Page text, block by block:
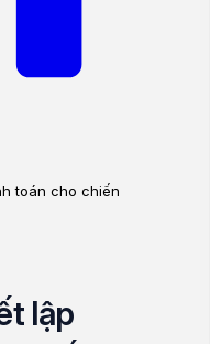
toán cho chiến
lập